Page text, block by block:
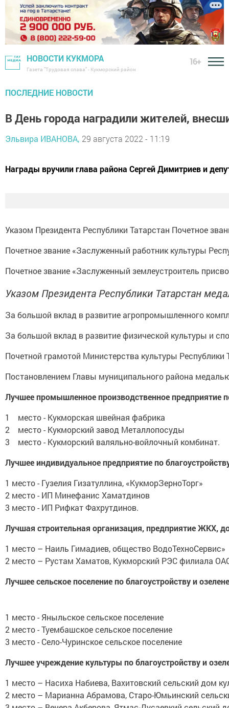
НОВОСТИ КУКМОРА
Газета "Трудовая слава" - Кукморский район
16+
ПОСЛЕДНИЕ НОВОСТИ
В День города наградили жителей,
Эльвира ИВАНОВА, 29 августа 2022 - 11:19
Награды вручили глава района Сергей Димитриев и
Указом Президента Республики Татарстан Почетное
Почетное звание «Заслуженный работник культуры
Почетное звание «Заслуженный землеустроитель
Указом Президента Республики Татарстан
За большой вклад в развитие агропромышленного
За большой вклад в развитие физической культуры и
Почетной грамотой Министерства культуры
Постановлением Главы муниципального района
Лучшее промышленное производственное предприятие
1 место - Кукморская швейная фабрика
2 место - Кукморский завод Металлопосуды
3 место - Кукморский валяльно-войлочный комбинат.
Лучшее индивидуальное предприятие по
1 место - Гузелия Гизатуллина, «КукморЗерноТорг»
2 место - ИП Минефанис Хаматдинов
3 место - ИП Рифкат Фахрутдинов.
Лучшая строительная организация, предприятие ЖКХ,
1 место – Наиль Гимадиев, общество ВодоТехноСервис»
2 место – Рустам Хаматов, Кукморский РЭС филиала
Лучшее сельское поселение по благоустройству и
1 место - Яныльское сельское поселение
2 место - Туембашское сельское поселение
3 место - Село-Чуринское сельское поселение
Лучшее учреждение культуры по благоустройству и
1 место – Насиха Набиева, Вахитовский сельский дом
2 место – Марианна Абрамова, Старо-Юмьинский